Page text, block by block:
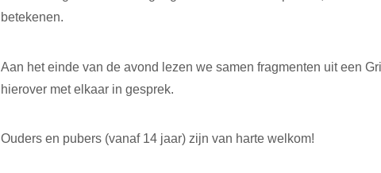
betekenen.
Aan het einde van de avond lezen we samen fragmenten uit een
hierover met elkaar in gesprek.
Ouders en pubers (vanaf 14 jaar) zijn van harte welkom!